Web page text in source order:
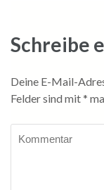
Schreibe
Deine E-Mail-
Felder sind mit*